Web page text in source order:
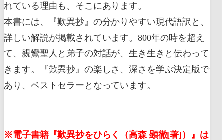
れている理由も、そこにあります。
本書には、『歎異抄』の分かりやすい現代語訳と、
詳しい解説が掲載されています。800年の時を超え
て、親鸞聖人と弟子の対話が、生き生きと伝わって
きます。『歎異抄』の楽しさ、深さを学ぶ決定版で
あり、ベストセラーとなっています。
※電子書籍『歎異抄をひらく（高森 顕徹[著]）』は